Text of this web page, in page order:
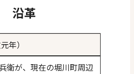
沿革
年）
衛が、現在の堀川町周辺